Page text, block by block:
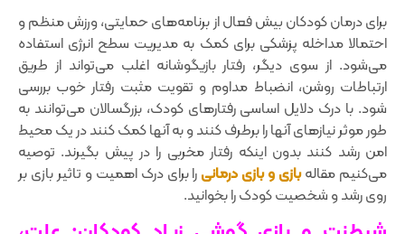
برای درمان کودکان بیش فعال از برنامه‌های حمایتی، ورزش منظم و
احتمالا مداخله پزشکی برای کمک به مدیریت سطح انرژی استفاده
می‌شود. از سوی دیگر‌، رفتار بازیگوشانه اغلب می‌تواند از طریق
ارتباطات روشن‌، انضباط مداوم و تقویت مثبت رفتار خوب بررسی
شود. با درک دلایل اساسی رفتارهای کودک‌، بزرگسالان می‌توانند به
طور موثر نیازهای آنها را برطرف کنند و به آنها کمک کنند در یک محیط
امن رشد کنند بدون اینکه رفتار مخربی را در پیش بگیرند. توصیه
می‌کنیم مقالهبازی و بازی درمانی را برای درک اهمیت و تاثیر بازی بر
روی رشد و شخصیت کودک را بخوانید.